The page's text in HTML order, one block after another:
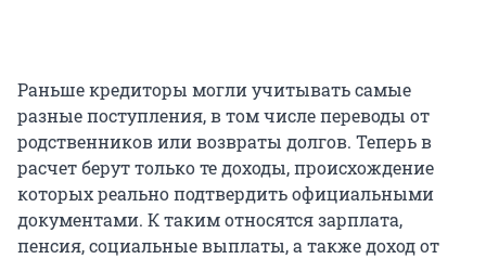
Раньше кредиторы могли учитывать самые
разные поступления, в том числе переводы от
родственников или возвраты долгов. Теперь в
расчет берут только те доходы, происхождение
которых реально подтвердить официальными
документами. К таким относятся зарплата,
пенсия, социальные выплаты, а также доход от